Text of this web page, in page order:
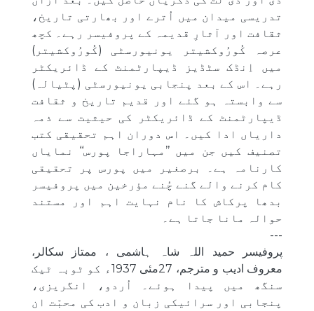
تدریسی میدان میں اُترے اور بھارتی تاریخ،
ثقافت اور آثارِ قدیمہ کے پروفیسر رہے۔ کچھ
عرصہ کُورُوکشیتر یونیورسٹی (کُورُوکشیتر)
میں اِنڈک سٹڈیز ڈیپارٹمنٹ کے ڈائریکٹر
رہے۔ اس کے بعد پنجابی یونیورسٹی (پٹیالہ)
سے وابستہ ہو گئے اور قدیم تاریخ و ثقافت
ڈیپارٹمنٹ کے ڈائریکٹر کی حیثیت سے ذمہ
داریاں ادا کیں۔ اس دوران اہم تحقیقی کتب
تصنیف کیں جن میں ’’مہاراجا پورس‘‘ نمایاں
کارنامہ ہے۔ برصغیر میں پورس پر تحقیقی
کام کرنے والے گنے چُنے مؤرخین میں پروفیسر
بدھا پرکاش کا نام نہایت اہم اور مستند
حوالہ مانا جاتا ہے۔
---
پروفیسر حمید اللہ شاہ ہاشمی ، ممتاز سکالر،
معروف ادیب و مترجم، 27مئی 1937ء کو ٹوبہ ٹیک
سنگھ میں پیدا ہوئے۔ اُردو، انگریزی،
پنجابی اور سرائیکی زبان و ادب کی محبّت ان